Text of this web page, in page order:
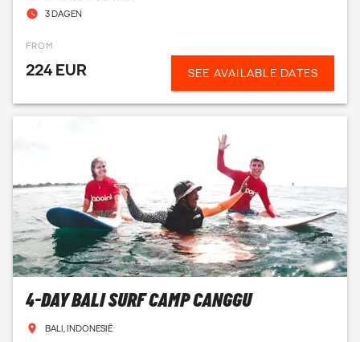
3 DAGEN
FROM
224 EUR SEE AVAILABLE DATES
4-DAY BALI SURF CAMP CANGGU
BALI, INDONESIË